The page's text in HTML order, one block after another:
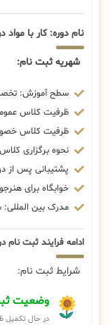
نام دوره: کار با مواد
شهریه ثبت نام:
سطح آموزش:
ظرفیت کلاس عمومی:
ظرفیت کلاس
نحوه برگزاری
پشتیبانی پس از دوره:
خوابگاه برای
مدرک بین المللی:
ادامه فرایند ثبت نام
شرایط ثبت نام:
وضعیت
در حال تکمیل